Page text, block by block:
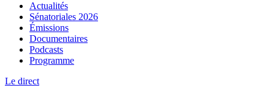
Actualités
Sénatoriales 2026
Émissions
Documentaires
Podcasts
Programme
Le direct